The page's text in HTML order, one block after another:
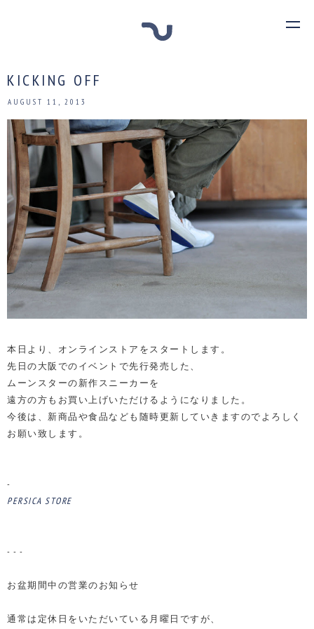
KICKING OFF
AUGUST 11, 2013
本日より、オンラインストアをスタートします。
先日の大阪でのイベントで先行発売した、
ムーンスターの新作スニーカーを
遠方の方もお買い上げいただけるようになりました。
今後は、新商品や食品なども随時更新していきますのでよろしく
お願い致します。
-
PERSICA STORE
- - -
お盆期間中の営業のお知らせ
通常は定休日をいただいている月曜日ですが、